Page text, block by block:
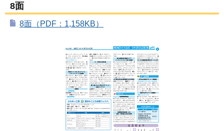
8面
8面（PDF：1,158KB）